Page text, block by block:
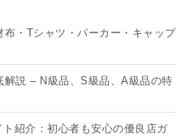
・Tシャツ・パーカー・キャップ
説 – N級品、S級品、A級品の特
紹介：初心者も安心の優良店ガ